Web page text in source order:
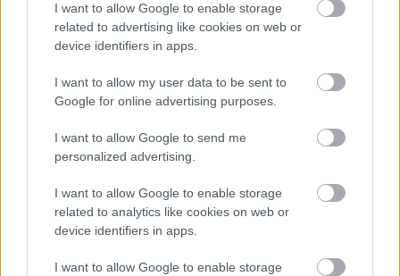
I want to allow Google to enable storage
related to advertising like cookies on web or
device identifiers in apps.
I want to allow my user data to be sent to
Google for online advertising purposes.
I want to allow Google to send me
personalized advertising.
I want to allow Google to enable storage
related to analytics like cookies on web or
device identifiers in apps.
I want to allow Google to enable storage
A GYŐRI AUDI ETO KC PÉNTEKI FELKÉSZÜLÉSI
MÉRKŐZÉSE
Az energiaellátás tehermentesítése érdekében másfél órával
előrébb hozták a Brest Bretagne Handball elleni találkozó
kezdését.
1 hozzászólás